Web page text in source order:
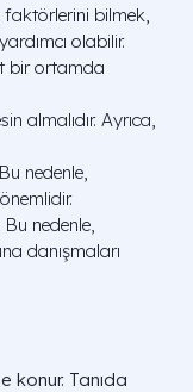
faktörlerini bilmek,
olabilir.
bir ortamda
almalıdır. Ayrıca,
nedenle,
nedenle,
danışmaları
konur. Tanıda